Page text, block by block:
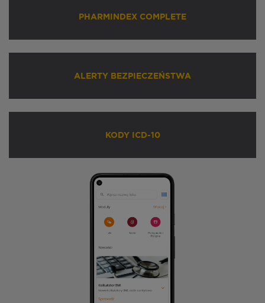
PHARMINDEX COMPLETE
ALERTY BEZPIECZEŃSTWA
KODY ICD-10